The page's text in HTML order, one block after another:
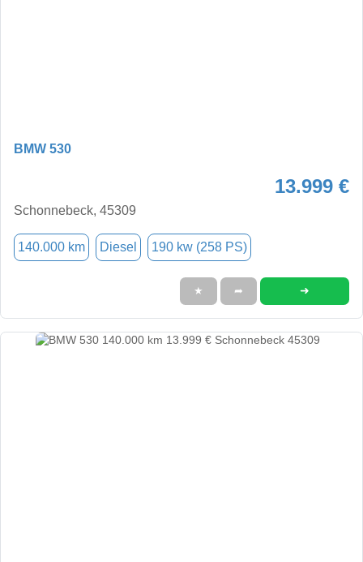
BMW 530
13.999 €
Schonnebeck, 45309
140.000 km Diesel 190 kw (258 PS)
★ ➦ ➜